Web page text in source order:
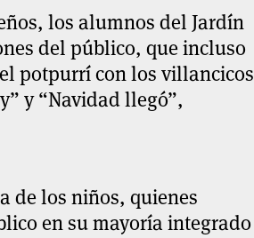
los alumnos del Jardín
del público, que incluso
potpurrí con los villancicos
y “Navidad llegó”,
de los niños, quienes
en su mayoría integrado